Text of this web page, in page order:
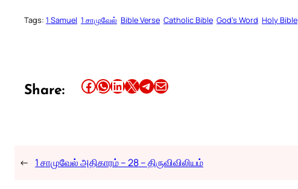
Tags: 1 Samuel 1 சாமுவேல் Bible Verse Catholic Bible God’s Word Holy Bible
Share: Share this article on Facebook Share this article on WhatsApp Share this article on LinkedIn Share this article on X Share this article on TelegramEmail this Article
← 1 சாமுவேல் அதிகாரம் – 28 – திருவிவிலியம்